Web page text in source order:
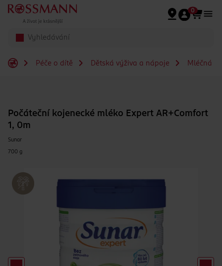
Přeskočit na hlavmní obsah
0
Péče o dítě Dětská výživa a nápoje Mléčná a
Počáteční kojenecké mléko Expert AR+Comfort
1, 0m
Sunar
700 g